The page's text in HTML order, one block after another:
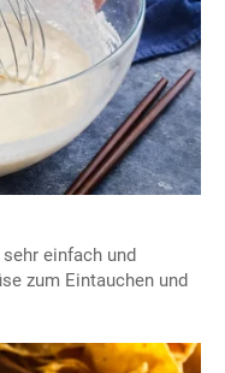
einfach und
zum Eintauchen und